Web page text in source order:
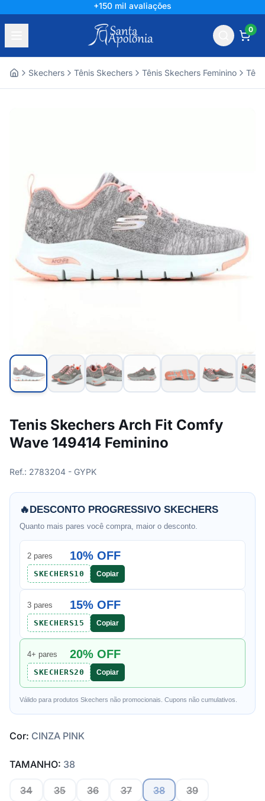
+150 mil avaliações
0
Skechers Tênis Skechers Tênis Skechers Feminino
Tenis Skechers Arch Fit Comfy
Wave 149414 Feminino
Ref.: 2783204 - GYPK
🔥DESCONTO PROGRESSIVO SKECHERS
Quanto mais pares você compra, maior o desconto.
2 pares 10% OFF
SKECHERS10 Copiar
3 pares 15% OFF
SKECHERS15 Copiar
4+ pares 20% OFF
SKECHERS20 Copiar
Válido para produtos Skechers não promocionais. Cupons não cumulativos.
Cor: CINZA PINK
TAMANHO: 38
34 35 36 37 38 39